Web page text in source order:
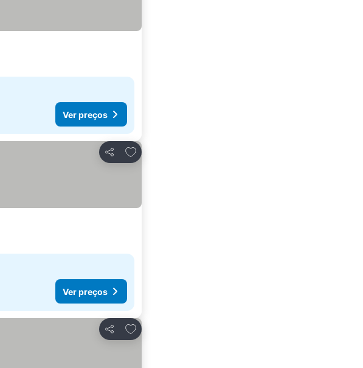
Ver preços
Partilhar
Adicionar aos favoritos
Ver preços
Partilhar
Adicionar aos favoritos